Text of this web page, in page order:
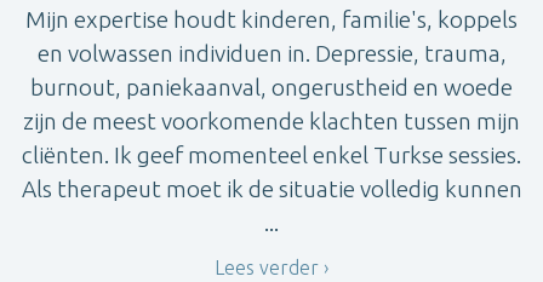
Mijn expertise houdt kinderen, familie's, koppels
en volwassen individuen in. Depressie, trauma,
burnout, paniekaanval, ongerustheid en woede
zijn de meest voorkomende klachten tussen mijn
cliënten. Ik geef momenteel enkel Turkse sessies.
Als therapeut moet ik de situatie volledig kunnen
...
Lees verder